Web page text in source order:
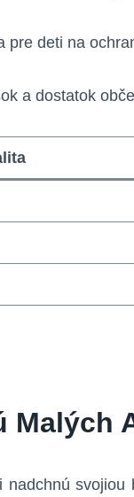
pre deti na
a dostatok
Malých